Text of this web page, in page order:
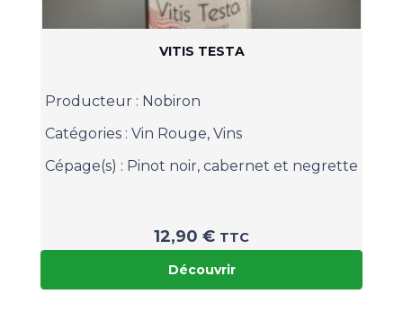
VITIS TESTA
Producteur : Nobiron
Catégories : Vin Rouge, Vins
Cépage(s) : Pinot noir, cabernet et negrette
12,90 € TTC
Découvrir